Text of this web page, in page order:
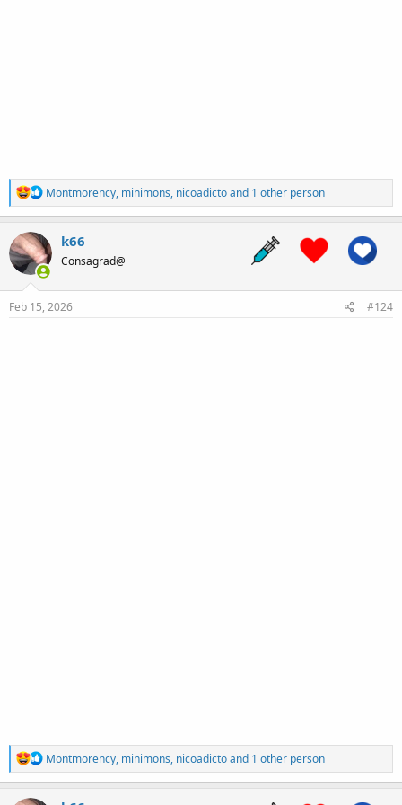
R
e
a
c
t
i
o
n
s
Montmorency, minimons, nicoadictoand 1 other person
k66
Consagrad@
Feb 15, 2026 #124
R
e
a
c
Montmorency, minimons, nicoadictoand 1 other person